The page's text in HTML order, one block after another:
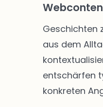
Geschichten
aus dem
entschärfen
konkreten